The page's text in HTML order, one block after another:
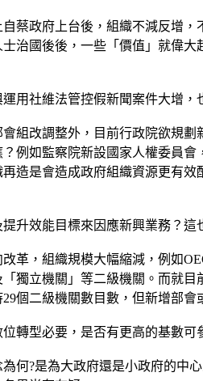
蔡政府上台後，組織不減反增
治國後後，一些「價值」就偉
用社維法管控假新聞案件大增
組改調整外，目前行政院欲規
例如監察院新設國家人權委員
造是會造成政府組織資源更有
升效能目標來因應新興業務？這
革，組織規模大幅縮減，例如
獨立機關」等二級機關。而就
個二級機關數目數，但新增部
轉型必要，是否有更高的基數
何?是為大政府還是小政府的